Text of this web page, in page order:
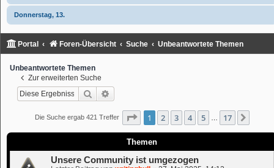
Donnerstag, 13.
Portal Foren-Übersicht Suche Unbeantwortete Themen
Unbeantwortete Themen
Zur erweiterten Suche
Suche
Die Suche ergab 421 Treffer Seite 1von 17
1 2 3 4 5 17
Themen
Unsere Community ist umgezogen